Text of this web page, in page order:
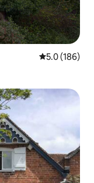
Ukadiriaji wa
5.0 (186)